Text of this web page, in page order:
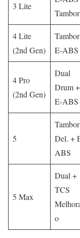
3 Lite
Tambor
4 Lite
(2nd Gen)
E-ABS
4 Pro
(2nd Gen)
Dual
Drum +
E-ABS
5
Tambor
Del. +
ABS
5 Max
Dual +
TCS
o